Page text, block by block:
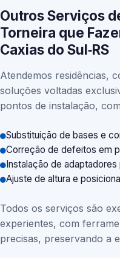
Outros Serviços
Torneira que
Caxias do Sul‑RS
Atendemos residências,
soluções voltadas
pontos de instalação,
Substituição de bases e
Correção de defeitos em
Instalação de
Ajuste de altura e
Todos os serviços são
experientes, com
precisas, preservando a